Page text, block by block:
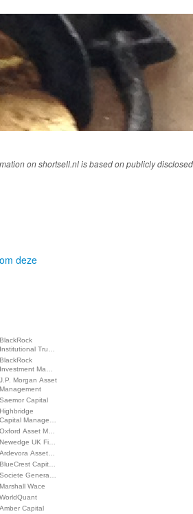
on shortsell.nl is based on publicly
deze
BlackRock
Institutional Tru…
BlackRock
Investment Ma…
J.P. Morgan Asset
Management
Saemor Capital
Highbridge
Capital Manage…
Oxford Asset M…
Newedge UK Fi…
Ardevora Asset…
BlueCrest Capit…
Societe Genera…
Marshall Wace
WorldQuant
Amber Capital